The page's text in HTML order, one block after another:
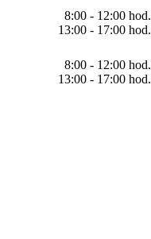
8:00 - 12:00 hod.
13:00 - 17:00 hod.
8:00 - 12:00 hod.
13:00 - 17:00 hod.